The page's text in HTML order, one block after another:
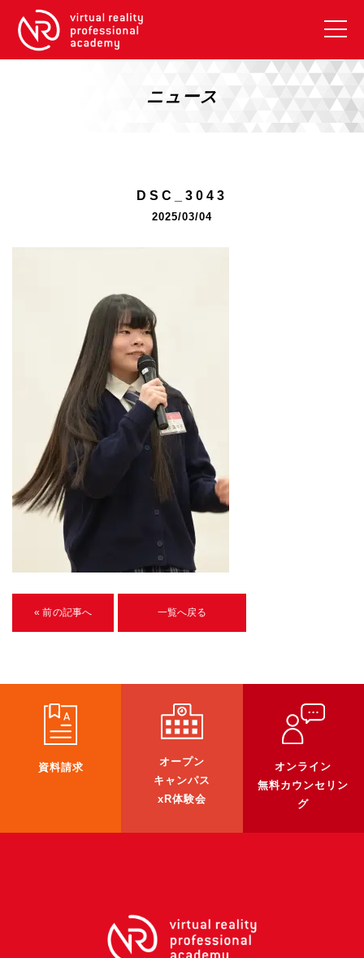
VRアカデミーとは
【2026年10月】ARエキスパートコース
リスキリング補助金対象コース説明
U-15メタバースプログラミング講座
入学案内
受講生紹介
イベント
アクセスマップ
企業向け
《3DGS》
3D Gaussian Splatting アプリ開発研修
3DGSニュース
《受託開発》
《最新プロダクト》
バーチャルイベントプラットフォーム『MetaLiveStage』2025年
3D空間キャプチャーアプリ『Qoocan』
ニュース
DSC_3043
2025/03/04
« 前の記事へ 一覧へ戻る
資料請求
オープン
キャンパス
xR体験会
オンライン
無料カウンセリン
グ